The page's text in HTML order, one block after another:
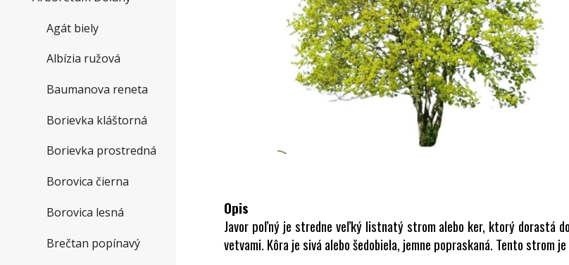
Agát biely
Albízia ružová
Baumanova reneta
Borievka kláštorná
Borievka prostredná
Borovica čierna
Borovica lesná
Brečtan popínavý
Opis
Javor poľný je stredne veľký listnatý strom alebo ker, ktorý dorastá
vetvami. Kôra je sivá alebo šedobiela, jemne popraskaná. Tento strom